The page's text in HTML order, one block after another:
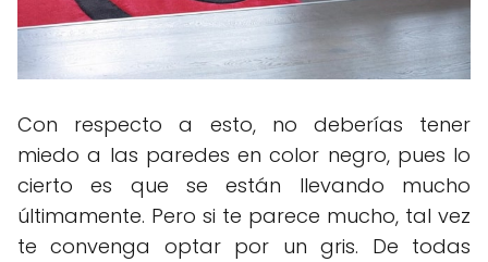
Con respecto a esto, no deberías tener
miedo a las paredes en color negro, pues lo
cierto es que se están llevando mucho
últimamente. Pero si te parece mucho, tal vez
te convenga optar por un gris. De todas